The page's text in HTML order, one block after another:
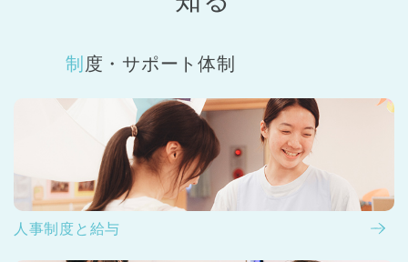
制度・サポート体制
人事制度と給与